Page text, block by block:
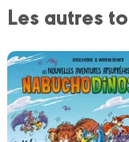
Les autres